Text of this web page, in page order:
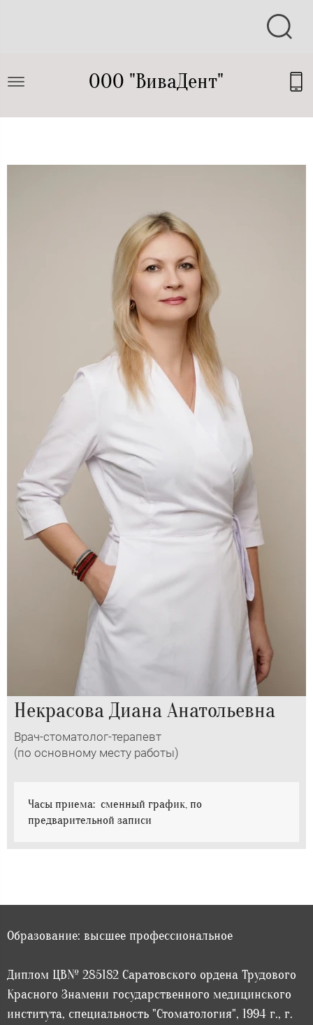
ООО "ВиваДент"
Некрасова Диана Анатольевна
Врач-стоматолог-терапевт
(по основному месту работы)
Часы приема: сменный график, по
предварительной записи
Образование: высшее профессиональное
Диплом ЦВ№ 285182 Саратовского ордена Трудового
Красного Знамени государственного медицинского
института, специальность "Стоматология", 1994 г., г.